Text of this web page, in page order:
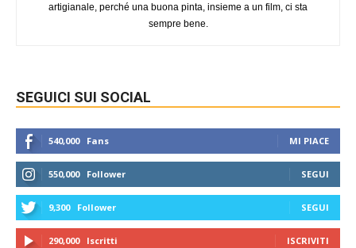
artigianale, perché una buona pinta, insieme a un film, ci sta
sempre bene.
SEGUICI SUI SOCIAL
540,000 Fans MI PIACE
550,000 Follower SEGUI
9,300 Follower SEGUI
290,000 Iscritti ISCRIVITI